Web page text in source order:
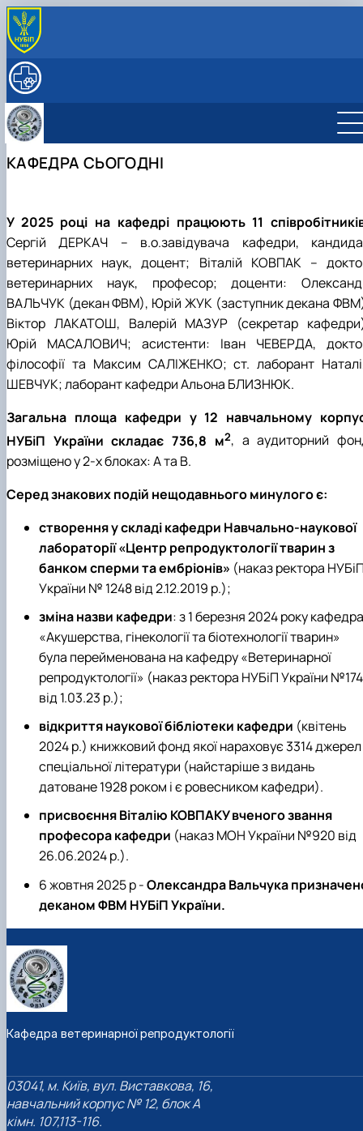
ПРО КАФЕДРУ
Структура (лабораторії, дослідницькі центри/
групи)
Наукова лабораторія, обладнання та можливості
Проекти та гранти
Публікації
Фізіологія та патологія відтворення тварин
Біотехнологія та генетика відтворення
тварин
Фізіологія і патологія молочної залози
ОСВІТА
Робочі програми та ЕНК дисциплін на 2026-27
Курси
МІЖНАРОДНА ДІЯЛЬНІСТЬ
Міжнародні проекти
ПОСЛУГИ
Підвищення кваліфікації
Прейскурант на послуги клініки кафедри
КАФЕДРА СЬОГОДНІ
У 2025 році на кафедрі працюють 11
Сергій ДЕРКАЧ – в.о.завідувача кафедри,
ветеринарних наук, доцент; Віталій КОВПАК –
ветеринарних наук, професор; доценти:
ВАЛЬЧУК (декан ФВМ), Юрій ЖУК (заступник декана
Віктор ЛАКАТОШ, Валерій МАЗУР (секретар
Юрій МАСАЛОВИЧ; асистенти: Іван ЧЕВЕРДА,
філософії та Максим САЛІЖЕНКО; ст. лаборант
ШЕВЧУК; лаборант кафедри Альона БЛИЗНЮК.
Загальна площа кафедри у 12 навчальному
НУБіП України складає 736,8 м2, а аудиторний
розміщено у 2-х блоках: А та В.
Серед знакових подій нещодавнього минулого є:
створення у складі кафедри Навчально-наукової
лабораторії «Центр репродуктології тварин з
банком сперми та ембріонів» (наказ ректора
України № 1248 від 2.12.2019 р.);
зміна назви кафедри: з 1 березня 2024 року кафедра
«Акушерства, гінекології та біотехнології тварин»
була перейменована на кафедру «Ветеринарної
репродуктології» (наказ ректора НУБіП України №174
від 1.03.23 р.);
відкриття наукової бібліотеки кафедри (квітень
2024 р.) книжковий фонд якої нараховує 3314 джерел
спеціальної літератури (найстаріше з видань
датоване 1928 роком і є ровесником кафедри).
присвоєння Віталію КОВПАКУ вченого звання
професора кафедри (наказ МОН України №920 від
26.06.2024 р.).
6 жовтня 2025 р -Олександра Вальчука
деканом ФВМ НУБіП України.
Кафедра ветеринарної репродуктології
03041, м. Київ, вул. Виставкова, 16,
навчальний корпус № 12, блок А
кімн. 107,113-116.